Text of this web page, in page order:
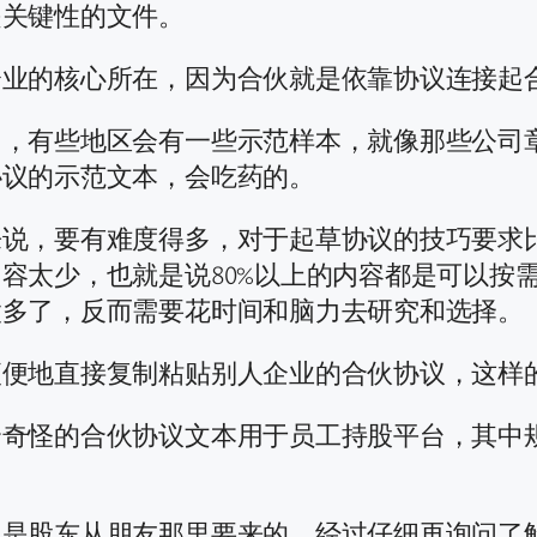
键性的文件。
的核心所在，因为合伙就是依靠协议连接起
有些地区会有一些示范样本，就像那些公
的示范文本，会吃药的。
，要有难度得多，对于起草协议的技巧要
太少，也就是说80%以上的内容都是可以按
了，反而需要花时间和脑力去研究和选择。
地直接复制粘贴别人企业的合伙协议，这
怪的合伙协议文本用于员工持股平台，其